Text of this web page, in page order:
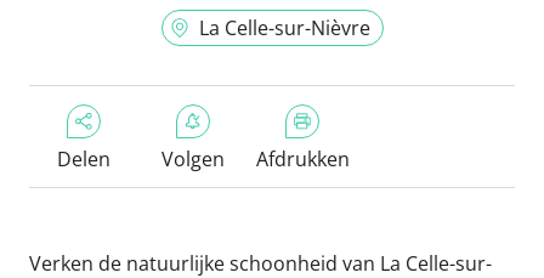
La Celle-sur-Nièvre
Delen Volgen Afdrukken
Verken de natuurlijke schoonheid van La Celle-sur-